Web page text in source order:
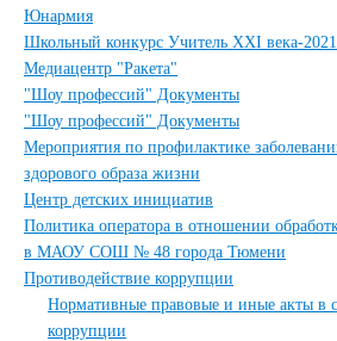
Юнармия
Школьный конкурс Учитель XXI века-2021
Медиацентр "Ракета"
"Шоу профессий" Документы
"Шоу профессий" Документы
Мероприятия по профилактике
здорового образа жизни
Центр детских инициатив
Политика оператора в отношении
в МАОУ СОШ № 48 города Тюмени
Противодействие коррупции
Нормативные правовые и иные акты в
коррупции